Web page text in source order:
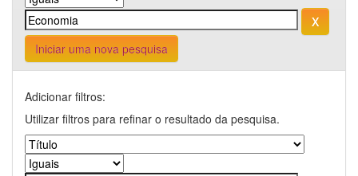
Iniciar uma nova pesquisa
Adicionar filtros:
Utilizar filtros para refinar o resultado da pesquisa.